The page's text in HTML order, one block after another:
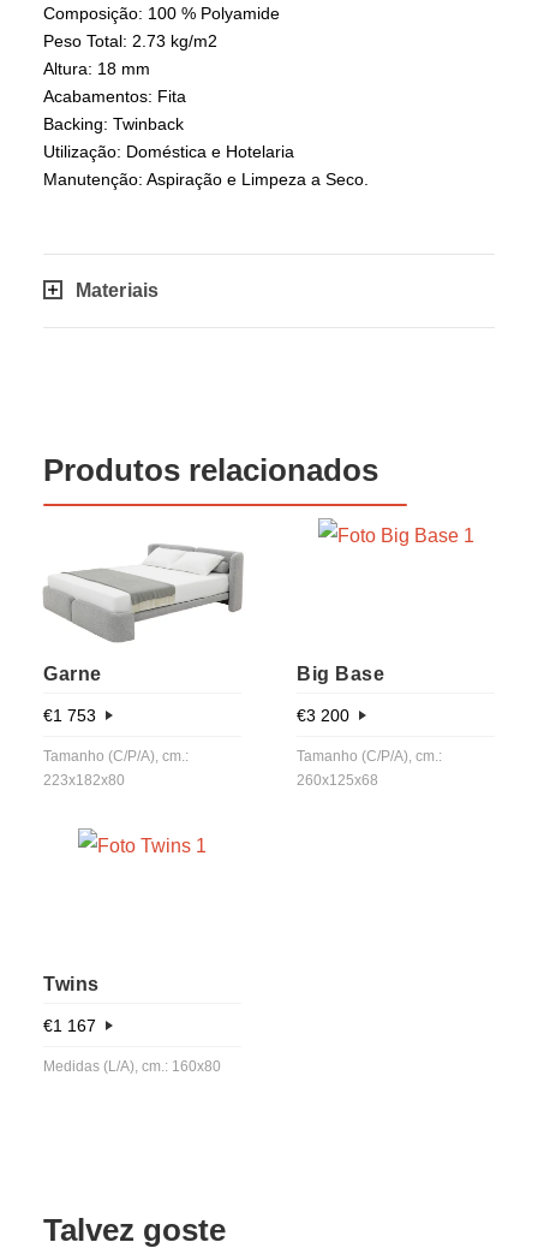
Composição: 100 % Polyamide
Peso Total: 2.73 kg/m2
Altura: 18 mm
Acabamentos: Fita
Backing: Twinback
Utilização: Doméstica e Hotelaria
Manutenção: Aspiração e Limpeza a Seco.
Materiais
Produtos relacionados
Garne
€1 753
Tamanho (C/P/A), cm.:
223x182x80
Big Base
€3 200
Tamanho (C/P/A), cm.:
260x125x68
Twins
€1 167
Medidas (L/A), cm.: 160x80
Talvez goste